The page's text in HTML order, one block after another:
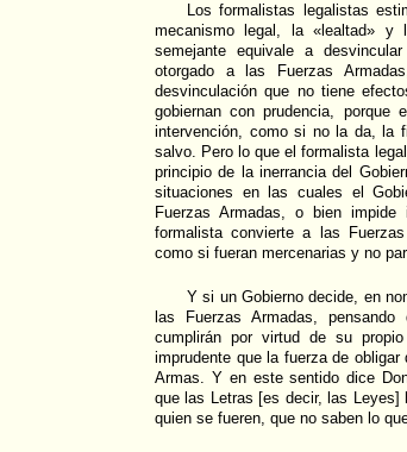
Los formalistas legalistas
mecanismo legal, la «lealtad» y
semejante equivale a
otorgado a las Fuerzas
desvinculación que no tiene
gobiernan con prudencia,
intervención, como si no la da, la
salvo. Pero lo que el formalista
principio de la inerrancia del
situaciones en las cuales el
Fuerzas Armadas, o bien impide
formalista convierte a las
como si fueran mercenarias y no
Y si un Gobierno decide, en
las Fuerzas Armadas,
cumplirán por virtud de su
imprudente que la fuerza de
Armas. Y en este sentido dice
que las Letras [es decir, las
quien se fueren, que no saben lo